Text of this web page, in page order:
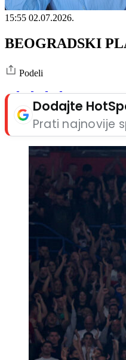
15:55 02.07.2026.
BEOGRADSKI
Podeli
Dodajte
Prati najnovije